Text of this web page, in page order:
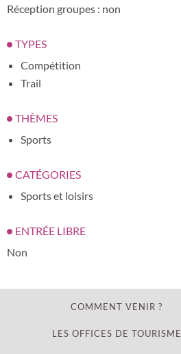
Réception groupes : non
TYPES
Compétition
Trail
THÈMES
Sports
CATÉGORIES
Sports et loisirs
ENTRÉE LIBRE
Non
COMMENT VENIR ?
LES OFFICES DE TOURISME